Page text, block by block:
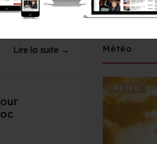
Musk, les
sur le
Lire la suite → Météo
METÉO